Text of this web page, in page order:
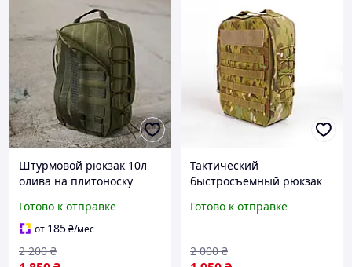
Штурмовой рюкзак 10л
олива на плитоноску
рюкзак на молли с
быстрым сбросом
Готово к отправке
от 185₴/мес
2 200 ₴
Тактический
быстросъемный рюкзак
рюкзак с креплением на
быстрый сброс
Готово к отправке
2 000 ₴